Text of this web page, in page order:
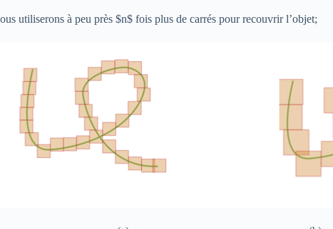
utiliserons à peu près $n$ fois plus de carrés pour recouvrir l’objet;